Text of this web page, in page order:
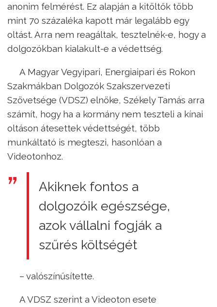
anonim felmérést. Ez alapján a kitöltők több
mint 70 százaléka kapott már legalább egy
oltást. Arra nem reagáltak, tesztelnék-e, hogy a
dolgozókban kialakult-e a védettség.
A Magyar Vegyipari, Energiaipari és Rokon
Szakmákban Dolgozók Szakszervezeti
Szövetsége (VDSZ) elnöke, Székely Tamás arra
számít, hogy ha a kormány nem teszteli a kínai
oltáson átesettek védettségét, több
munkáltató is megteszi, hasonlóan a
Videotonhoz.
Akiknek fontos a
dolgozóik egészsége,
azok vállalni fogják a
szűrés költségét
– valószínűsítette.
A VDSZ szerint a Videoton esete